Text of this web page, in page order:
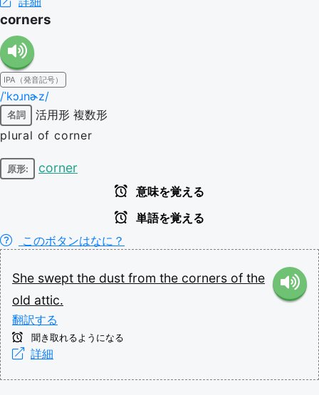
corners
IPA（発音記号）
/ˈkɔɹnɚz/
名詞 活用形 複数形
plural of corner
原形: corner
意味を覚える
単語を覚える
このボタンはなに？
She swept the dust from the corners of the
old attic.
翻訳する
聞き取れるようになる
詳細